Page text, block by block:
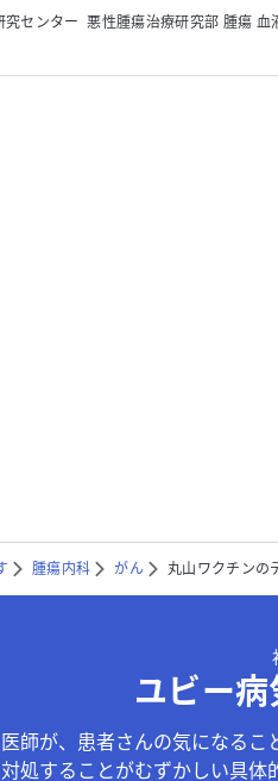
センター ‬ 悪性腫瘍治療研究部‬ 腫瘍 血
腫瘍内科 がん 丸山ワクチンの
ユビー
師が、患者さんの気になるこ
処することがむずかしい具体